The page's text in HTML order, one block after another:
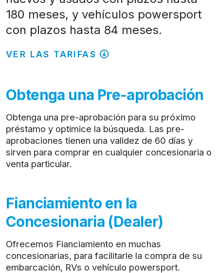
180 meses, y vehículos powersport
con plazos hasta 84 meses.
VER LAS TARIFAS
Obtenga una Pre-aprobación
Obtenga una pre-aprobación para su próximo
préstamo y optimice la búsqueda. Las pre-
aprobaciones tienen una validez de 60 días y
sirven para comprar en cualquier concesionaria o
venta particular.
Fianciamiento en la
Concesionaria (Dealer)
Ofrecemos Fianciamiento en muchas
concesionarias, para facilitarle la compra de su
embarcación, RVs o vehículo powersport.